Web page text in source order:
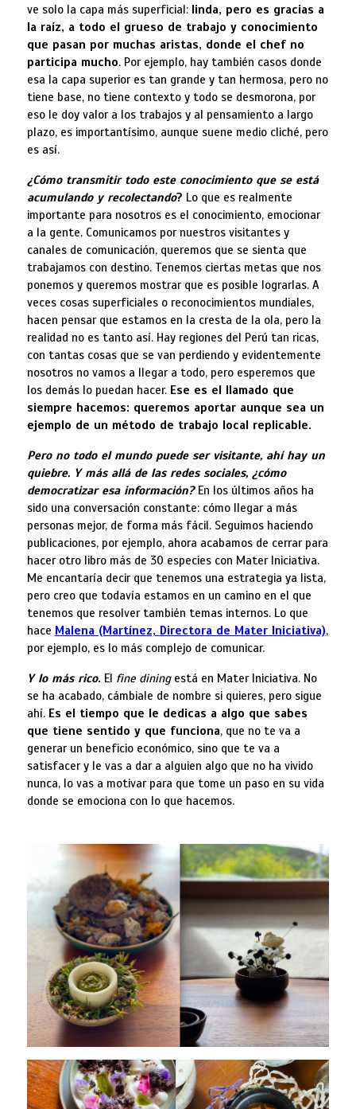
ve solo la capa más superficial: linda, pero es gracias a
la raíz, a todo el grueso de trabajo y conocimiento
que pasan por muchas aristas, donde el chef no
participa mucho. Por ejemplo, hay también casos donde
esa la capa superior es tan grande y tan hermosa, pero no
tiene base, no tiene contexto y todo se desmorona, por
eso le doy valor a los trabajos y al pensamiento a largo
plazo, es importantísimo, aunque suene medio cliché, pero
es así.
¿Cómo transmitir todo este conocimiento que se está
acumulando y recolectando? Lo que es realmente
importante para nosotros es el conocimiento, emocionar
a la gente. Comunicamos por nuestros visitantes y
canales de comunicación, queremos que se sienta que
trabajamos con destino. Tenemos ciertas metas que nos
ponemos y queremos mostrar que es posible lograrlas. A
veces cosas superficiales o reconocimientos mundiales,
hacen pensar que estamos en la cresta de la ola, pero la
realidad no es tanto así. Hay regiones del Perú tan ricas,
con tantas cosas que se van perdiendo y evidentemente
nosotros no vamos a llegar a todo, pero esperemos que
los demás lo puedan hacer. Ese es el llamado que
siempre hacemos: queremos aportar aunque sea un
ejemplo de un método de trabajo local replicable.
Pero no todo el mundo puede ser visitante, ahí hay un
quiebre. Y más allá de las redes sociales, ¿cómo
democratizar esa información? En los últimos años ha
sido una conversación constante: cómo llegar a más
personas mejor, de forma más fácil. Seguimos haciendo
publicaciones, por ejemplo, ahora acabamos de cerrar para
hacer otro libro más de 30 especies con Mater Iniciativa.
Me encantaría decir que tenemos una estrategia ya lista,
pero creo que todavía estamos en un camino en el que
tenemos que resolver también temas internos. Lo que
hace Malena (Martínez, Directora de Mater Iniciativa),
por ejemplo, es lo más complejo de comunicar.
Y lo más rico. El fine diningestá en Mater Iniciativa. No
se ha acabado, cámbiale de nombre si quieres, pero sigue
ahí. Es el tiempo que le dedicas a algo que sabes
que tiene sentido y que funciona, que no te va a
generar un beneficio económico, sino que te va a
satisfacer y le vas a dar a alguien algo que no ha vivido
nunca, lo vas a motivar para que tome un paso en su vida
donde se emociona con lo que hacemos.